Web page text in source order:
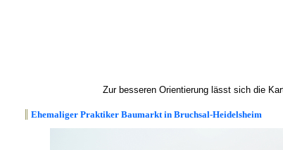
Zur besseren Orientierung lässt sich die
Ehemaliger Praktiker Baumarkt in Bruchsal-Heidelsheim